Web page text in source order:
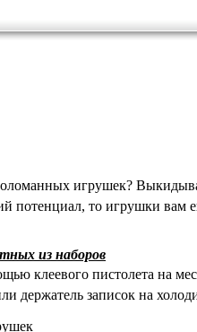
игрушек?
потенциал, то игрушки вам
из наборов
клеевого пистолета на
держатель записок на